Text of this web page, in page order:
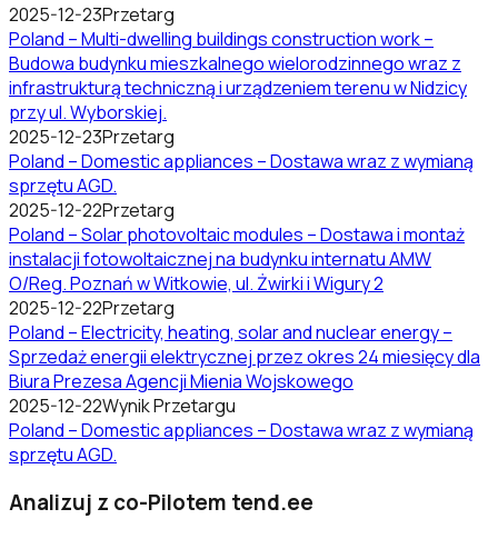
2025-12-23Przetarg
Poland – Multi-dwelling buildings construction work –
Budowa budynku mieszkalnego wielorodzinnego wraz z
infrastrukturą techniczną i urządzeniem terenu w Nidzicy
przy ul. Wyborskiej.
2025-12-23Przetarg
Poland – Domestic appliances – Dostawa wraz z wymianą
sprzętu AGD.
2025-12-22Przetarg
Poland – Solar photovoltaic modules – Dostawa i montaż
instalacji fotowoltaicznej na budynku internatu AMW
O/Reg. Poznań w Witkowie, ul. Żwirki i Wigury 2
2025-12-22Przetarg
Poland – Electricity, heating, solar and nuclear energy –
Sprzedaż energii elektrycznej przez okres 24 miesięcy dla
Biura Prezesa Agencji Mienia Wojskowego
2025-12-22Wynik Przetargu
Poland – Domestic appliances – Dostawa wraz z wymianą
sprzętu AGD.
Analizuj z co-Pilotem tend.ee